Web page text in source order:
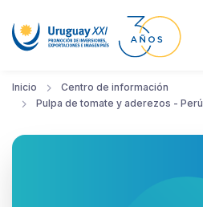
Inicio
Centro de información
Pulpa de tomate y aderezos - Perú